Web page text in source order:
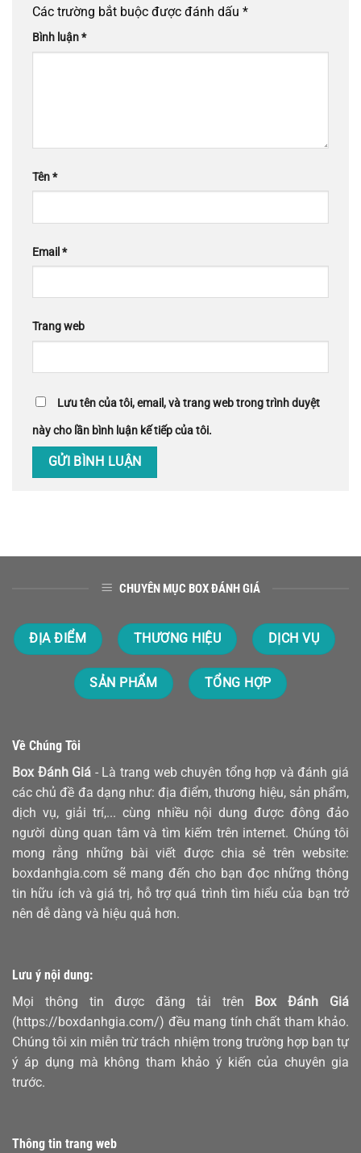
Các trường bắt buộc được đánh dấu *
Bình luận*
Tên*
Email *
Trang web
Lưu tên của tôi, email, và trang web trong trình duyệt
này cho lần bình luận kế tiếp của tôi.
CHUYÊN MỤC BOX ĐÁNH GIÁ
ĐỊA ĐIỂM THƯƠNG HIỆU DỊCH VỤ
SẢN PHẨM TỔNG HỢP
Về Chúng Tôi
Box Đánh Giá - Là trang web chuyên tổng hợp và đánh giá
các chủ đề đa dạng như: địa điểm, thương hiệu, sản phẩm,
dịch vụ, giải trí,... cùng nhiều nội dung được đông đảo
người dùng quan tâm và tìm kiếm trên internet. Chúng tôi
mong rằng những bài viết được chia sẻ trên website:
boxdanhgia.com sẽ mang đến cho bạn đọc những thông
tin hữu ích và giá trị, hỗ trợ quá trình tìm hiểu của bạn trở
nên dễ dàng và hiệu quả hơn.
Lưu ý nội dung:
Mọi thông tin được đăng tải trên Box Đánh Giá
(https://boxdanhgia.com/) đều mang tính chất tham khảo.
Chúng tôi xin miễn trừ trách nhiệm trong trường hợp bạn tự
ý áp dụng mà không tham khảo ý kiến của chuyên gia
trước.
Thông tin trang web